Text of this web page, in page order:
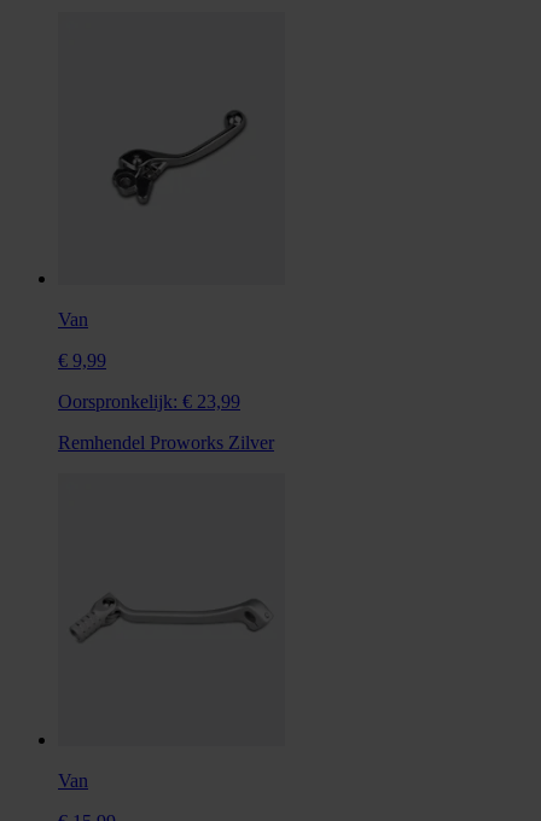
Van
€ 9,99
Oorspronkelijk: € 23,99
Remhendel Proworks Zilver
Van